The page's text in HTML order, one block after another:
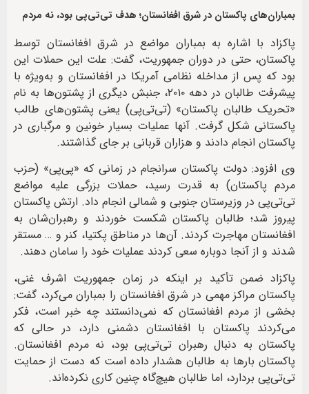
بمباران‌های پاکستان در شرق افغانستان؛ هدف تی‌تی‌پی بود، نه مردم
پاکزاد با اشاره به بمباران مواضع در شرق افغانستان توسط
پاکستان، حتی در دوران جمهوریت، گفت: علت این حملات این
بود که پس از مداخله نظامی آمریکا در افغانستان و به‌ویژه با
پیشرفت طالبان در دهه ۲۰۱۰، جنبش دیگری از پشتون‌ها به نام
«تحریک طالبان پاکستان» (تی‌تی‌پی) یعنی پشتون‌های طالب
پاکستانی شکل گرفت. آنها عملیات بسیار خونین و مرگباری در
پاکستان انجام دادند و هزاران قربانی بر جای گذاشتند.
وی افزود: دولت پاکستان سرانجام در زمانی که «پی‌پی» (حزب
مردم پاکستان) به قدرت رسید، حملات بزرگی علیه مواضع
تی‌تی‌پی در وزیرستان جنوبی و شمالی انجام داد. ارتش پاکستان
پیروز شد؛ طالبان پاکستان شکست خوردند و رهبران‌شان به
افغانستان مهاجرت کردند. آن‌ها در مناطق پکتیا، کنر و … مستقر
شدند و از آنجا دوباره سعی کردند عملیات خود را سامان دهند.
پاکزاد ضمن تأکید بر اینکه در زمان جمهوریت اشرف غنی،
پاکستان مراکز مهمی در شرق افغانستان را بمباران می‌کرد، گفت:
بخشی از مردم افغانستان که نمی‌دانستند چه خبر است، فکر
می‌کردند پاکستان با افغانستان دشمنی دارد، در حالی که
پاکستان به دنبال رهبران تی‌تی‌پی بود، نه مردم افغانستان.
پاکستان بارها به طالبان هشدار داده است که دست از حمایت
تی‌تی‌پی بردارد، اما طالبان هیچ‌گاه چنین کاری نکرده‌اند.